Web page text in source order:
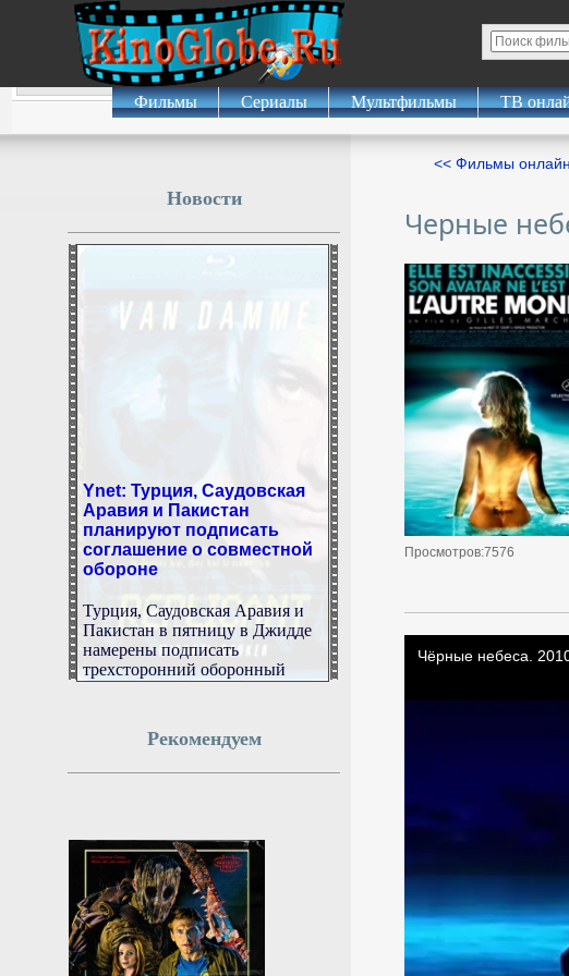
Фильмы Сериалы Мультфильмы ТВ
<< Фильмы онлайн
Черные
Просмотров:7576
Новости
Ynet: Турция, Саудовская
Аравия и Пакистан
планируют подписать
соглашение о совместной
обороне
Пакистан в пятницу в Джидде
намерены подписать
трехсторонний оборонный
пакт.
Днепропетровской
области
Российские военные нанесли
удар по воинскому эшелону
Вооруженных сил Украины в
Днепропетровской области. Об
Рекомендуем